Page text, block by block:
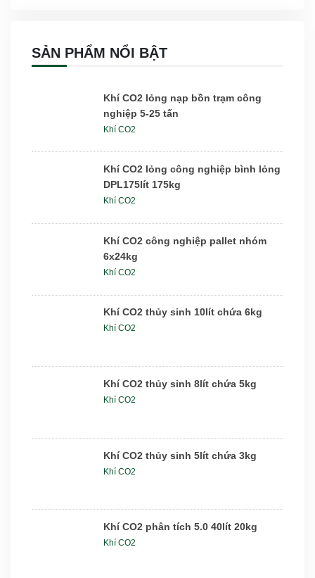
SẢN PHẨM NỔI BẬT
Khí CO2 lỏng nạp bồn trạm công
nghiệp 5-25 tấn
Khí CO2
Khí CO2 lỏng công nghiệp bình lỏng
DPL175lít 175kg
Khí CO2
Khí CO2 công nghiệp pallet nhóm
6x24kg
Khí CO2
Khí CO2 thủy sinh 10lít chứa 6kg
Khí CO2
Khí CO2 thủy sinh 8lít chứa 5kg
Khí CO2
Khí CO2 thủy sinh 5lít chứa 3kg
Khí CO2
Khí CO2 phân tích 5.0 40lít 20kg
Khí CO2